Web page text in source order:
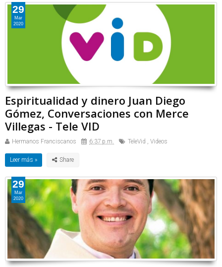
Espiritualidad y dinero Juan Diego
Gómez, Conversaciones con Merce
Villegas - Tele VID
Hermanos Franciscanos 6:37 p.m. TeleVid , Videos
Leer más »
29
Mar
2020
29
Mar
2020